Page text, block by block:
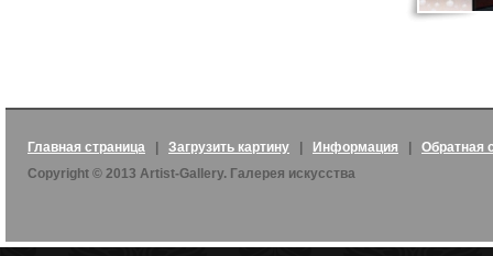
Главная страница Загрузить картину Информация
Обратная
Copyright © 2013 Artist-Gallery. Галерея искусства